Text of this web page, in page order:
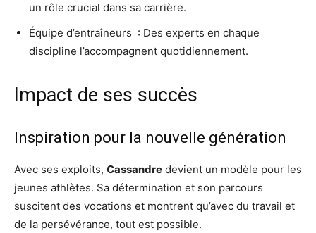
un rôle crucial dans sa carrière.
Équipe d’entraîneurs : Des experts en chaque
discipline l’accompagnent quotidiennement.
Impact de ses succès
Inspiration pour la nouvelle génération
Avec ses exploits, Cassandre devient un modèle pour les
jeunes athlètes. Sa détermination et son parcours
suscitent des vocations et montrent qu’avec du travail et
de la persévérance, tout est possible.